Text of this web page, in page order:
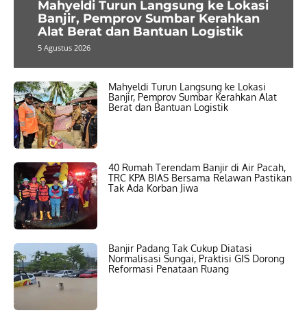
Mahyeldi Turun Langsung ke Lokasi
Banjir, Pemprov Sumbar Kerahkan
Alat Berat dan Bantuan Logistik
5 Agustus 2026
Mahyeldi Turun Langsung ke Lokasi
Banjir, Pemprov Sumbar Kerahkan Alat
Berat dan Bantuan Logistik
40 Rumah Terendam Banjir di Air Pacah,
TRC KPA BIAS Bersama Relawan Pastikan
Tak Ada Korban Jiwa
Banjir Padang Tak Cukup Diatasi
Normalisasi Sungai, Praktisi GIS Dorong
Reformasi Penataan Ruang